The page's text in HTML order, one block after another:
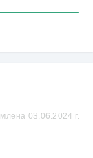
03.06.2024 г.